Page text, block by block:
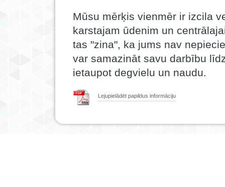
Mūsu mērķis vienmēr ir izcila
karstajam ūdenim un
tas "zina", ka jums nav
var samazināt savu darbību
ietaupot degvielu un naudu.
Lejupielādēt papildus informāciju